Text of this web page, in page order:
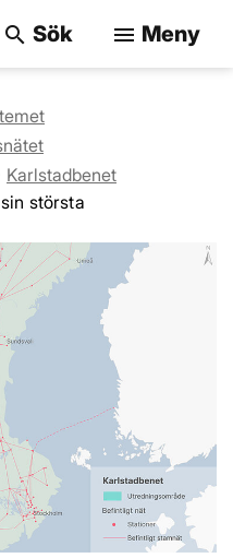
search Sök menu Meny
Karlstadbenet
största